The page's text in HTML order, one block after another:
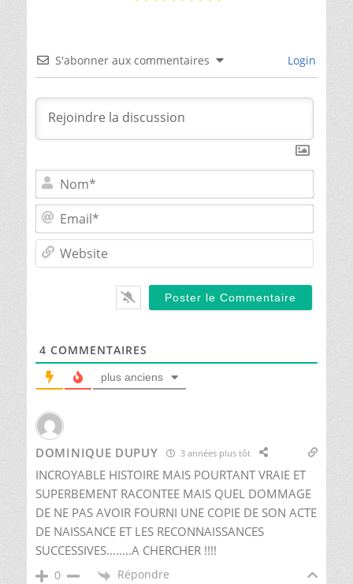
S'abonner aux commentaires Login
Nom*
4 COMMENTAIRES
plus anciens
DOMINIQUE DUPUY 3 années plus tôt
INCROYABLE HISTOIRE MAIS POURTANT VRAIE ET
SUPERBEMENT RACONTEE MAIS QUEL DOMMAGE
DE NE PAS AVOIR FOURNI UNE COPIE DE SON ACTE
DE NAISSANCE ET LES RECONNAISSANCES
SUCCESSIVES……..A CHERCHER !!!!
0 Répondre